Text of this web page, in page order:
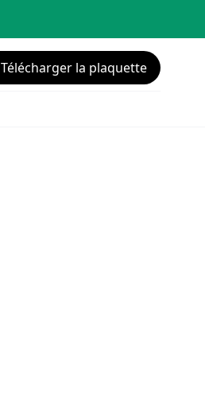
Télécharger la plaquette